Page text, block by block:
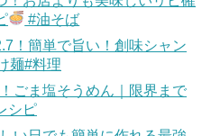
#油そば
！簡単で旨い！創味シャン
麺#料理
ごま塩そうめん｜限界まで
シピ